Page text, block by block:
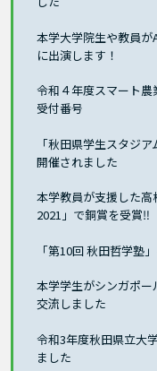
本学大学院生や教員が
に出演します！
令和４年度スマート
受付番号
「秋田県学生スタジ
開催されました
本学教員が支援した
2021」で銅賞を受賞‼
「第10回 秋田哲学塾
本学学生がシンガポ
交流しました
令和3年度秋田県立大
ました